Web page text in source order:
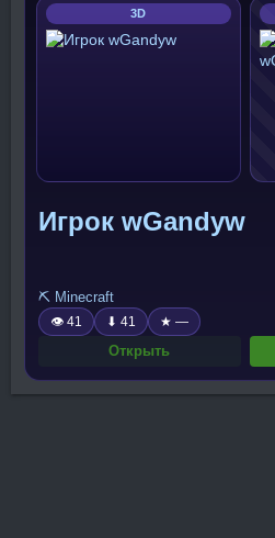
3D
Игрок wGandyw
⛏️ Minecraft
👁 41 ⬇ 41 ★ —
Открыть